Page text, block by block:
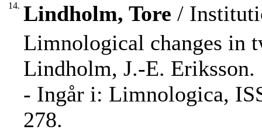
14. Lindholm, Tore /
Limnological changes in
Lindholm, J.-E. Eriksson.
- Ingår i: Limnologica,
278.